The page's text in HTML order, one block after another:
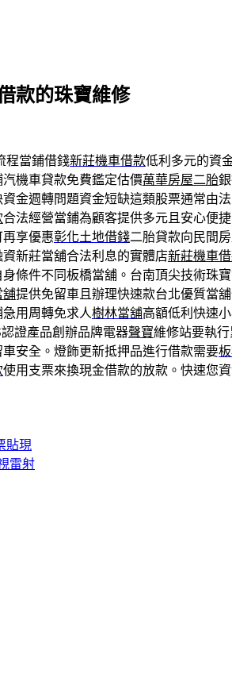
款的珠寶維修
程當鋪借錢新莊機車借款低利多元的資
機車貸款免費鑑定估價萬華房屋二胎
金週轉問題資金短缺這類股票通常由法
合法經營當鋪為顧客提供多元且安心便
享優惠彰化土地借錢二胎貸款向民間
新莊當舖合法利息的實體店新莊機車
身條件不同板橋當舖。台南頂尖技術珠
舖提供免留車且辦理快速款台北優質當
用周轉免求人樹林當舖高額低利快速
證產品創辦品牌電器聲寶維修站要執
安全。燈飾更新抵押品進行借款需要
使用支票來換現金借款的放款。快速您
貼現
雷射